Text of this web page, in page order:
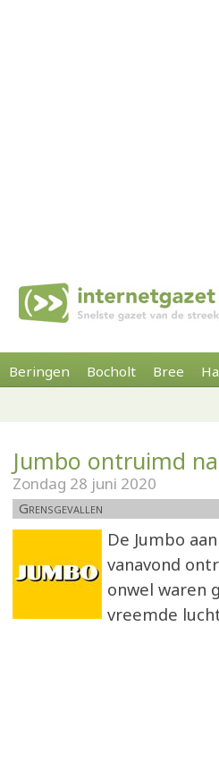
Beringen Bocholt Bree
Jumbo ontruimd
Zondag 28 juni 2020
Grensgevallen
De Jumbo
vanavond
onwel waren
vreemde